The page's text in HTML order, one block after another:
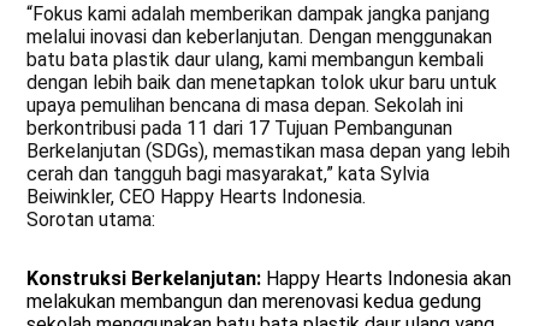
“Fokus kami adalah memberikan dampak jangka panjang
melalui inovasi dan keberlanjutan. Dengan menggunakan
batu bata plastik daur ulang, kami membangun kembali
dengan lebih baik dan menetapkan tolok ukur baru untuk
upaya pemulihan bencana di masa depan. Sekolah ini
berkontribusi pada 11 dari 17 Tujuan Pembangunan
Berkelanjutan (SDGs), memastikan masa depan yang lebih
cerah dan tangguh bagi masyarakat,” kata Sylvia
Beiwinkler, CEO Happy Hearts Indonesia.
Sorotan utama:
Konstruksi Berkelanjutan: Happy Hearts Indonesia akan
melakukan membangun dan merenovasi kedua gedung